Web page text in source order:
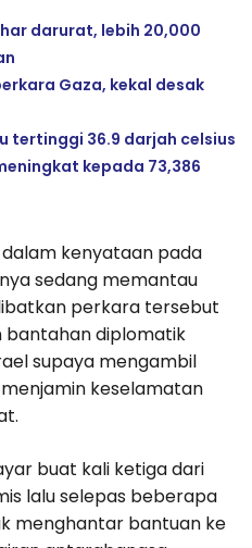
darurat, lebih 20,000
Gaza, kekal desak
tertinggi 36.9 darjah celsius
kepada 73,386
kenyataan pada
sedang memantau
perkara tersebut
bantahan diplomatik
supaya mengambil
keselamatan
buat kali ketiga dari
lalu selepas beberapa
menghantar bantuan ke